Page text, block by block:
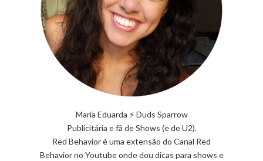
Maria Eduarda ⚡ Duds Sparrow
Publicitária e fã de Shows (e de U2).
Red Behavior é uma extensão do Canal Red
Behavior no Youtube onde dou dicas para shows e